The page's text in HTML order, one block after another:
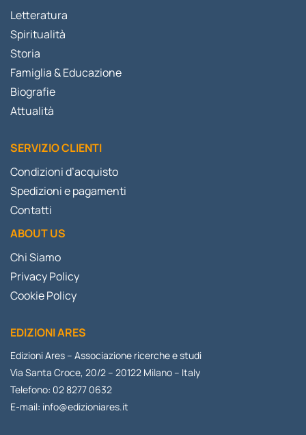
Letteratura
Spiritualità
Storia
Famiglia & Educazione
Biografie
Attualità
SERVIZIO CLIENTI
Condizioni d’acquisto
Spedizioni e pagamenti
Contatti
ABOUT US
Chi Siamo
Privacy Policy
Cookie Policy
EDIZIONI ARES
Edizioni Ares – Associazione ricerche e studi
Via Santa Croce, 20/2 – 20122 Milano – Italy
Telefono: 02 8277 0632
E-mail: info@edizioniares.it